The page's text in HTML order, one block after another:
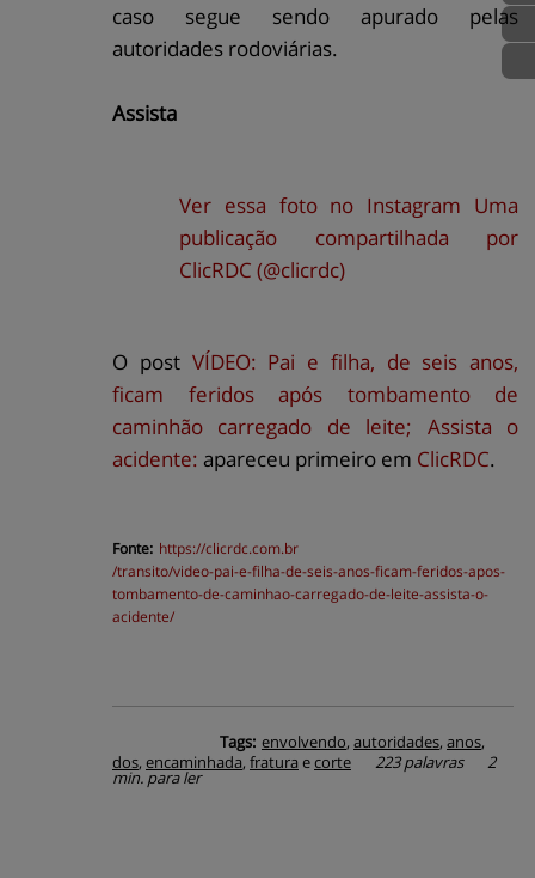
caso segue sendo apurado pelas
autoridades rodoviárias.
Assista
Ver essa foto no Instagram Uma
publicação compartilhada por
ClicRDC (@clicrdc)
O post VÍDEO: Pai e filha, de seis anos,
ficam feridos após tombamento de
caminhão carregado de leite; Assista o
acidente: apareceu primeiro em ClicRDC.
Fonte: https://clicrdc.com.br
/transito/video-pai-e-filha-de-seis-anos-ficam-feridos-apos-
tombamento-de-caminhao-carregado-de-leite-assista-o-
acidente/
Tags: envolvendo, autoridades, anos,
dos, encaminhada, fratura ecorte 223 palavras 2
min. para ler